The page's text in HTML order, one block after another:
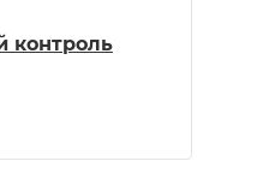
контроль